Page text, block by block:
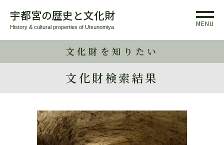
宇都宮の歴史と文化財
History & cultural properties of Utsunomiya MENU
文化財を知りたい
文化財検索結果